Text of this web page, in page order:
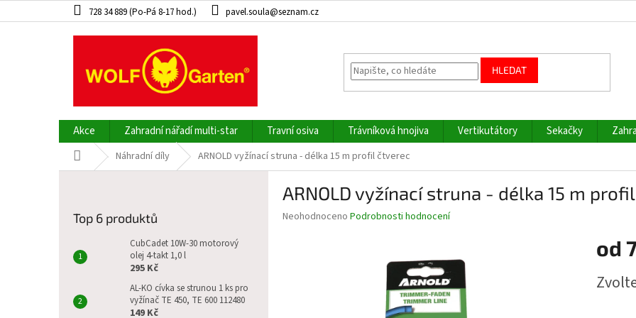
na
728 34 889 (Po-Pá 8-17 hod.) pavel.soula@seznam.cz
HLEDAT
Akce Zahradní nářadí multi-star Travní osiva Trávníková hnojiva Vertikutátory Sekačky
Domů Náhradní díly ARNOLD vyžínací struna - délka 15 m profil čtverec
Top 6 produktů
CubCadet 10W-30 motorový
olej 4-takt 1,0 l
295 Kč
AL-KO cívka se strunou 1 ks pro
vyžínač TE 450, TE 600 112480
149 Kč
ARNOLD vyžínací struna - délka 15 m
Průměrné
Neohodnoceno Podrobnosti hodnocení
od
cena: